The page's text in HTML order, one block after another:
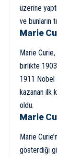
üzerine
ve bunların
Marie
Marie
birlikte 1903
1911 Nobel
kazanan ilk
oldu.
Marie
Marie
gösterdiği